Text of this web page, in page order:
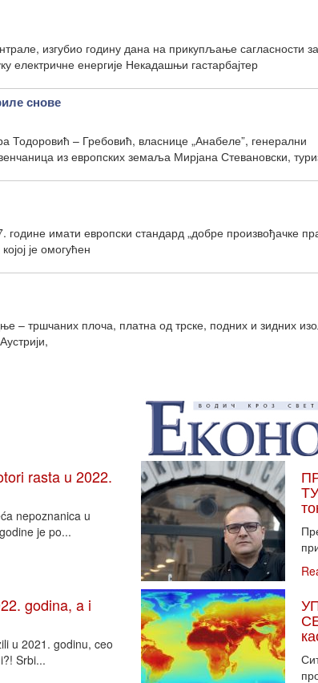
изгубио годину дана на прикупљање сагласности
електричне енергије Некадашњи гастарбајтер
снове
Тодоровић – Гребовић, власнице „Анабеле”, генерални
из европских земаља Мирјана Стевановски,
имати европски стандард „добре произвођачке
је омогућен
– тршчаних плоча, платна од трске, подних и зидних
rasta u 2022.
nepoznanica u
je po...
godina, a i
u 2021. godinu, ceo
Srbi...